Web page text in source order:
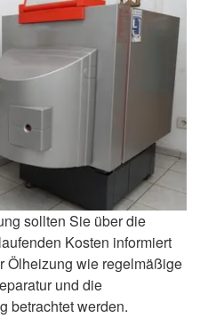
sollten Sie über die
Kosten informiert
Ölheizung wie regelmäßige
und die
betrachtet werden.